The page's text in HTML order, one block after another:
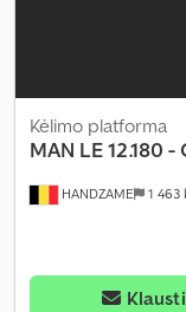
HANDZAME 1 463
Kėlimo platforma
MAN LE 12.180
Klausti